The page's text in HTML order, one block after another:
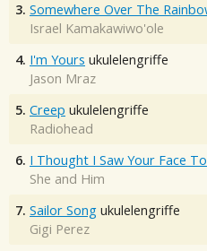
3. Somewhere Over The
Israel Kamakawiwo'ole
4. I'm Yours ukulelengriffe
Jason Mraz
5. Creep ukulelengriffe
Radiohead
6. I Thought I Saw Your Face
She and Him
7. Sailor Song ukulelengriffe
Gigi Perez